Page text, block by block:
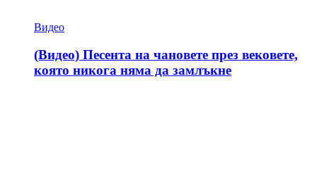
Видео
(Видео) Песента на чановете през вековете,
която никога няма да замлъкне